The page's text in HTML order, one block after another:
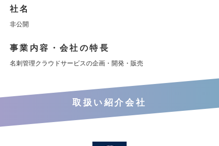
社名
非公開
事業内容・会社の特長
名刺管理クラウドサービスの企画・開発・販売
取扱い紹介会社